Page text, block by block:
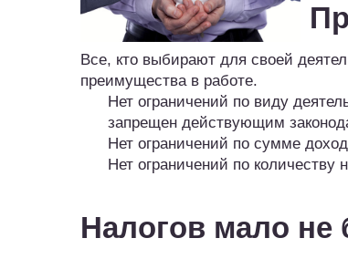
Все, кто выбирают для своей
преимущества в работе.
Нет ограничений по виду
запрещен действующим
Нет ограничений по сумме
Нет ограничений по количеству
Налогов мало не